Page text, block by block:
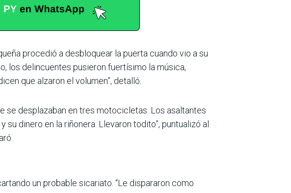
pro­cedió a desbloquear la puerta cuando vio a su
los delincuen­tes pusieron fuertísimo la música,
que alzaron el volu­men”, detalló.
se des­plazaban en tres motocicle­tas. Los asaltantes
dinero en la riño­nera. Llevaron todito”, pun­tualizó al
un probable sicariato. “Le dis­pararon como